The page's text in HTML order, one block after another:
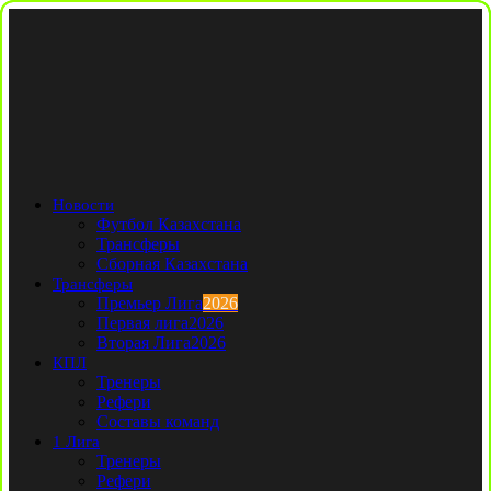
Новости
Футбол Казахстана
Трансферы
Сборная Казахстана
Трансферы
Премьер Лига2026
Первая лига2026
Вторая Лига2026
КПЛ
Тренеры
Рефери
Составы команд
1 Лига
Тренеры
Рефери